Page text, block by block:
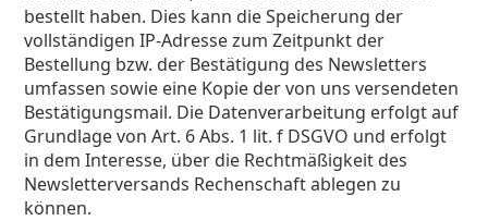
bestellt haben. Dies kann die Speicherung der
vollständigen IP-Adresse zum Zeitpunkt der
Bestellung bzw. der Bestätigung des Newsletters
umfassen sowie eine Kopie der von uns versendeten
Bestätigungsmail. Die Datenverarbeitung erfolgt auf
Grundlage von Art. 6 Abs. 1 lit. f DSGVO und erfolgt
in dem Interesse, über die Rechtmäßigkeit des
Newsletterversands Rechenschaft ablegen zu
können.